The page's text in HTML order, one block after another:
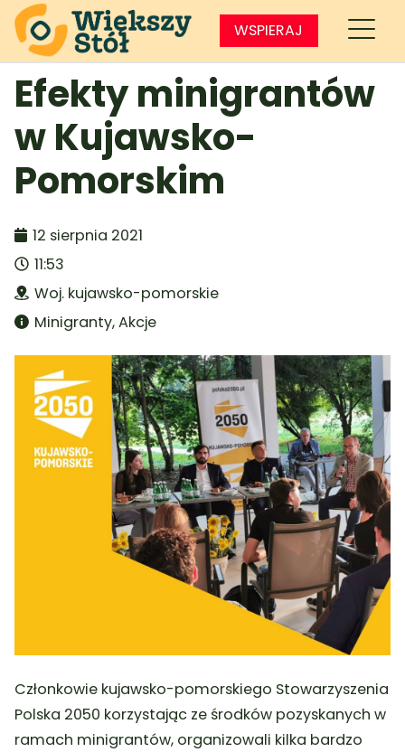
WSPIERAJ
Efekty minigrantów
w Kujawsko-
Pomorskim
12 sierpnia 2021
11:53
Woj. kujawsko-pomorskie
Minigranty,Akcje
Członkowie kujawsko-pomorskiego Stowarzyszenia
Polska 2050 korzystając ze środków pozyskanych w
ramach minigrantów, organizowali kilka bardzo